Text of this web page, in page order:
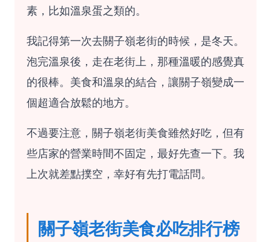
素，比如溫泉蛋之類的。
我記得第一次去關子嶺老街的時候，是冬天。
泡完溫泉後，走在老街上，那種溫暖的感覺真
的很棒。美食和溫泉的結合，讓關子嶺變成一
個超適合放鬆的地方。
不過要注意，關子嶺老街美食雖然好吃，但有
些店家的營業時間不固定，最好先查一下。我
上次就差點撲空，幸好有先打電話問。
關子嶺老街美食必吃排行榜